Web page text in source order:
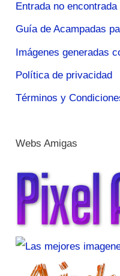
Entrada no encontrada
Guía de Acampadas
Imágenes generadas
Política de privacidad
Términos y
Webs Amigas